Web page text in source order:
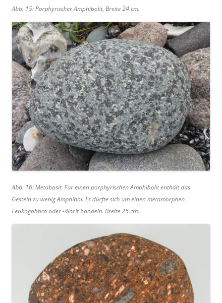
Abb. 15: Porphyrischer Amphibolit, Breite 24 cm.
Abb. 16: Metabasit. Für einen porphyrischen Amphibolit enthält das
Gestein zu wenig Amphibol. Es dürfte sich um einen metamorphen
Leukogabbro oder -diorit handeln. Breite 25 cm.